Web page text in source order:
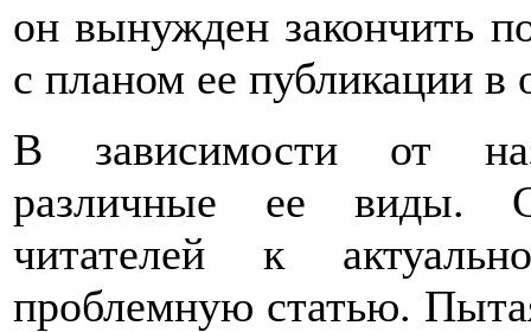
он вынужден закончить
с планом ее публикации в
В зависимости от
различные ее виды.
читателей к
проблемную статью.